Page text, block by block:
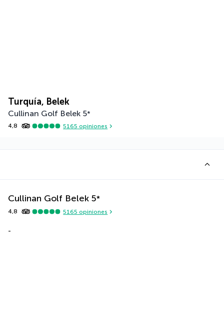
Turquía, Belek
Cullinan Golf Belek 5*
4,8 5165 opiniones
Cullinan Golf Belek 5*
4,8 5165 opiniones
-